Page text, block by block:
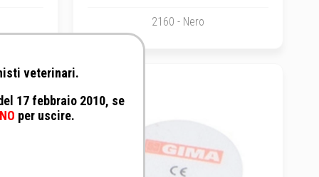
2160 - Nero
veterinari.
17 febbraio 2010, se
per uscire.